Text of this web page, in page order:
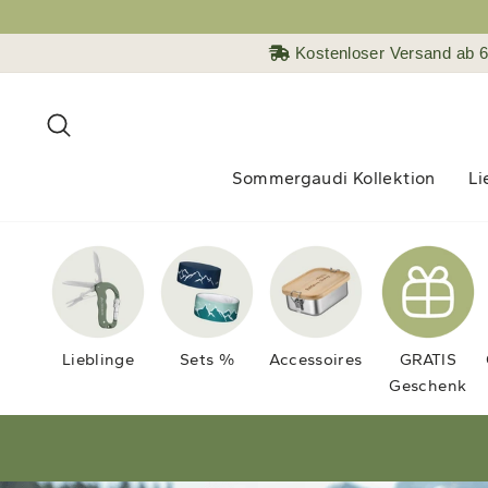
zum
Kostenloser Versand ab
Sommergaudi Kollektion
Lieblinge Sets % Accessoires
GRATIS
Geschenk